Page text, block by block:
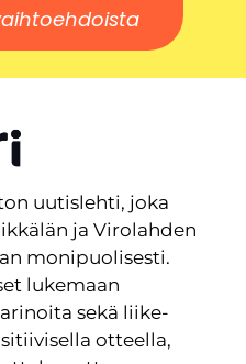
uutislehti, joka
ja Virolahden
monipuolisesti.
lukemaan
sekä liike-
otteella,